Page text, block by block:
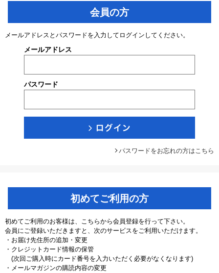
会員の方
メールアドレスとパスワードを入力してログインしてください。
メールアドレス
パスワード
パスワードをお忘れの方はこちら
初めてご利用の方
初めてご利用のお客様は、こちらから会員登録を行って下さい。
会員にご登録いただきますと、次のサービスをご利用いただけます。
・お届け先住所の追加・変更
・クレジットカード情報の保管
(次回ご購入時にカード番号を入力いただく必要がなくなります)
・メールマガジンの購読内容の変更